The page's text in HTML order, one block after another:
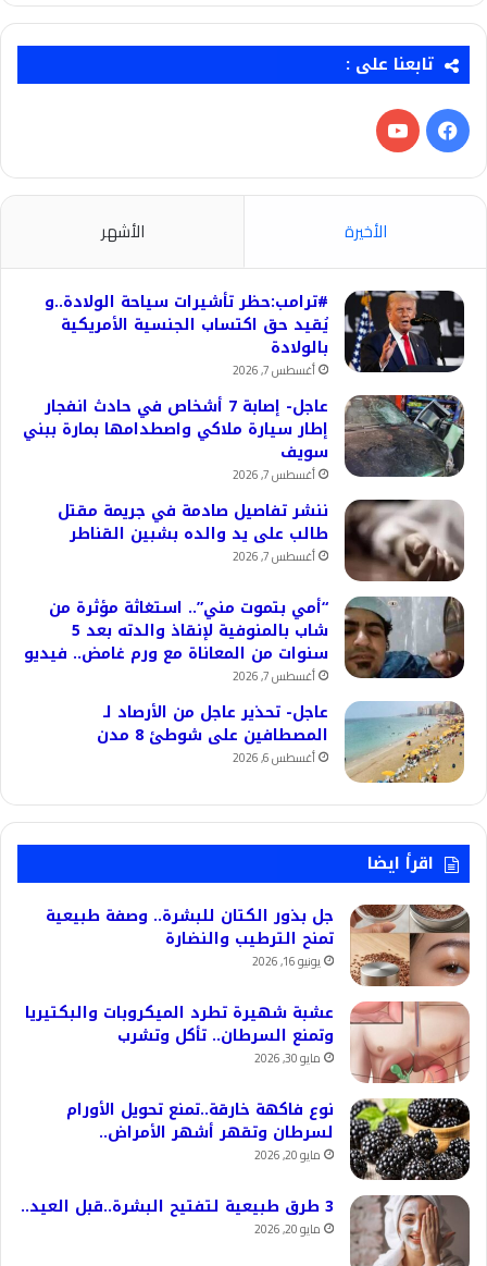
تابعنا على :
فيسبوك‫YouTube
الأخيرة الأشهر
#ترامب:حظر تأشيرات سياحة الولادة..و
يُقيد حق اكتساب الجنسية الأمريكية
بالولادة
أغسطس 7, 2026
عاجل- إصابة 7 أشخاص في حادث انفجار
إطار سيارة ملاكي واصطدامها بمارة ببني
سويف
أغسطس 7, 2026
ننشر تفاصيل صادمة في جريمة مقتل
طالب على يد والده بشبين القناطر
أغسطس 7, 2026
“أمي بتموت مني”.. استغاثة مؤثرة من
شاب بالمنوفية لإنقاذ والدته بعد 5
سنوات من المعاناة مع ورم غامض.. فيديو
أغسطس 7, 2026
عاجل- تحذير عاجل من الأرصاد لـ
المصطافين على شوطئ 8 مدن
أغسطس 6, 2026
اقرأ ايضا
جل بذور الكتان للبشرة.. وصفة طبيعية
تمنح الترطيب والنضارة
يونيو 16, 2026
عشبة شهيرة تطرد الميكروبات والبكتيريا
وتمنع السرطان.. تأكل وتشرب
مايو 30, 2026
نوع فاكهة خارقة..تمنع تحويل الأورام
لسرطان وتقهر أشهر الأمراض..
مايو 20, 2026
3 طرق طبيعية لتفتيح البشرة..قبل العيد..
مايو 20, 2026